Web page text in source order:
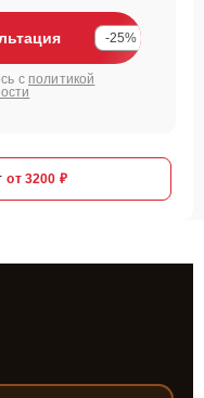
-25%
с политикой
от 3200 ₽